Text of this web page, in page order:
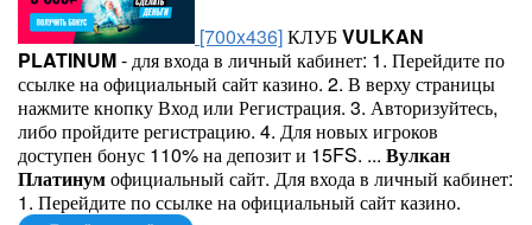
[700x436]КЛУБVULKAN
PLATINUM- для входа в личный кабинет: 1. Перейдите по
ссылке на официальный сайт казино. 2. В верху страницы
нажмите кнопку Вход или Регистрация. 3. Авторизуйтесь,
либо пройдите регистрацию. 4. Для новых игроков
доступен бонус 110% на депозит и 15FS. ... Вулкан
Платинумофициальный сайт. Для входа в личный кабинет:
1. Перейдите по ссылке на официальный сайт казино.